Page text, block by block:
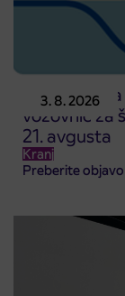
3. 8. 2026
vozovnic za
21. avgusta
Kranj
Preberite objavo